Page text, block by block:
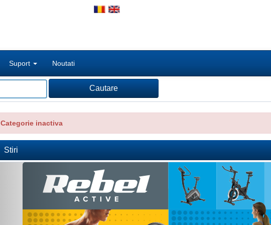
Suport Noutati
Categorie inactiva
Stiri
v